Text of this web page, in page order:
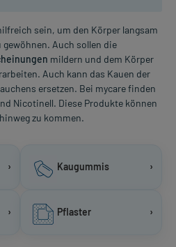
sein, um den Körper langsam
Auch sollen die
mildern und dem Körper
Auch kann das Kauen der
ersetzen. Bei mycare finden
Nicotinell. Diese Produkte können
zu kommen.
› Kaugummis ›
› Pflaster ›